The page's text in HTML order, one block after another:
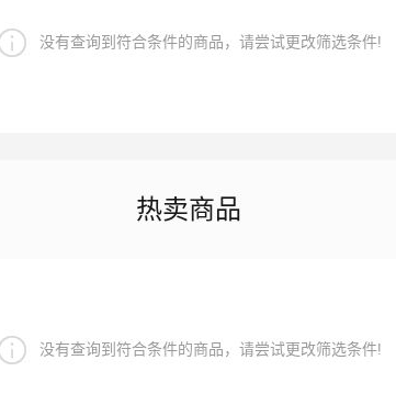
没有查询到符合条件的商品，请尝试更改筛选条件!
热卖商品
没有查询到符合条件的商品，请尝试更改筛选条件!